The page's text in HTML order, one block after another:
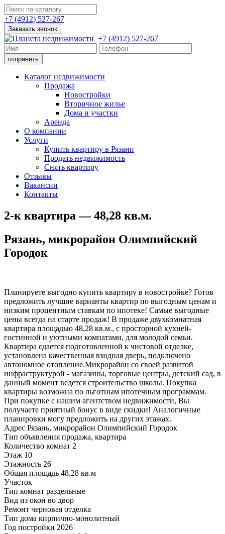
+7 (4912) 527-267
Заказать звонок
+7 (4912) 527-267
Каталог недвижимости
Продажа
Новостройки
Вторичное жилье
Дома и участки
Аренда
О компании
Услуги
Купить квартиру в Рязани
Продать недвижимость
Снять квартиру
Отзывы
Вакансии
Контакты
2-к квартира — 48,28 кв.м.
Рязань, микрорайон Олимпийский
Городок
Планируете выгодно купить квартиру в новостройке? Готов
предложить лучшие варианты квартир по выгодным ценам и
низким процентным ставкам по ипотеке! Самые выгодные
цены всегда на старте продаж! В продаже двухкомнатная
квартира площадью 48,28 кв.м., с просторной кухней-
гостинной и уютными комнатами, для молодой семьи.
Квартира сдается подготовленной к чистовой отделке,
установлена качественная входная дверь, подключено
автономное отопление.Микрорайон со своей развитой
инфраструктурой - магазины, торговые центры, детский сад, в
данный момент ведется строительство школы. Покупка
квартиры возможна по льготным ипотечным программам.
При покупке с нашим агентством недвижимости, Вы
получаете приятный бонус в виде скидки! Аналогичные
планировки могу предложить на других этажах.
Адрес Рязань, микрорайон Олимпийский Городок
Тип объявления продажа, квартира
Количество комнат 2
Этаж 10
Этажность 26
Общая площадь 48.28 кв.м
Участок
Тип комнат раздельные
Вид из окон во двор
Ремонт черновая отделка
Тип дома кирпично-монолитный
Год постройки 2026